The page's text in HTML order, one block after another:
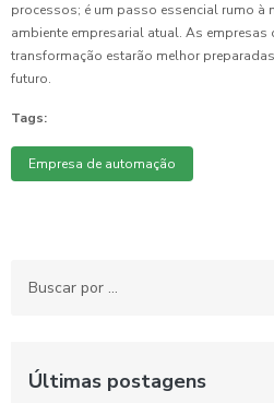
processos; é um passo essencial rumo à
ambiente empresarial atual. As empresas
transformação estarão melhor
futuro.
Tags:
Empresa de automação
Últimas postagens